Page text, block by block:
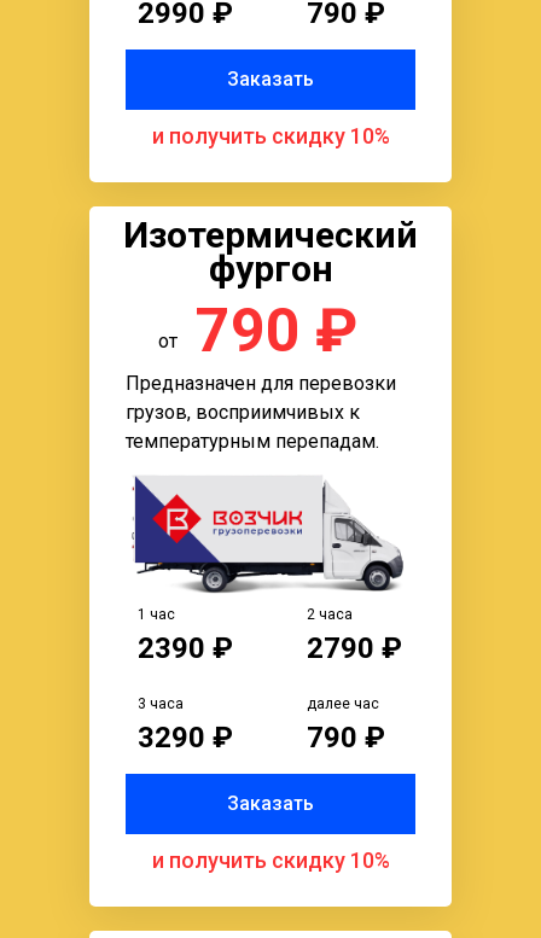
Заказать
2990 ₽ 790 ₽
и получить скидку 10%
Изотермический
фургон
790 ₽
от
2390 ₽
Заказать
2790 ₽
2 часа
3290 ₽
3 часа
790 ₽
далее час
и получить скидку 10%
1 час
Предназначен для перевозки
грузов, восприимчивых к
температурным перепадам.